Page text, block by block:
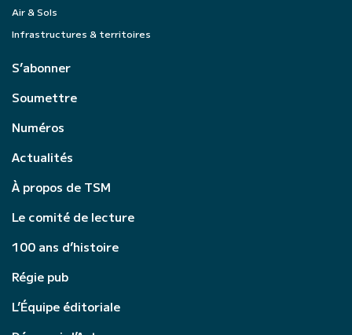
Air & Sols
Infrastructures & territoires
S’abonner
Soumettre
Numéros
Actualités
À propos de TSM
Le comité de lecture
100 ans d’histoire
Régie pub
L’Équipe éditoriale